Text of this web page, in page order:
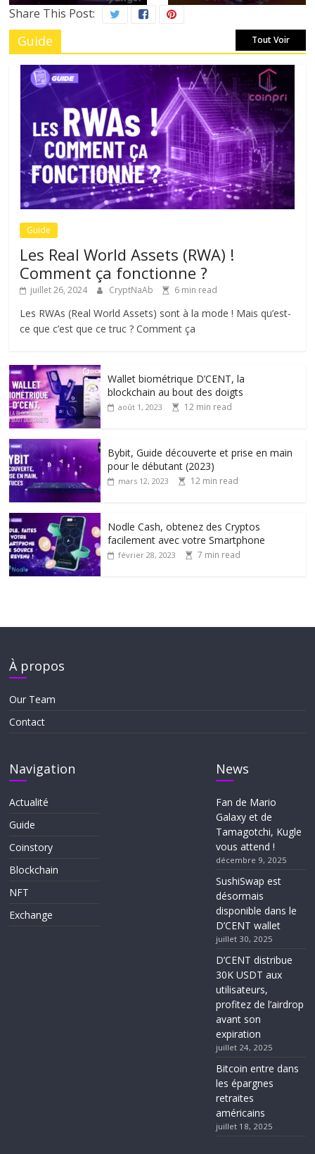
Share This Post:
Guide Tout Voir
Guide
Les Real World Assets (RWA) !
Comment ça fonctionne ?
juillet 26, 2024 CryptNaAb 6 min read
Les RWAs (Real World Assets) sont à la mode ! Mais qu’est-
ce que c’est que ce truc ? Comment ça
Wallet biométrique D’CENT, la
blockchain au bout des doigts
août 1, 2023 12 min read
Bybit, Guide découverte et prise en main
pour le débutant (2023)
mars 12, 2023 12 min read
Nodle Cash, obtenez des Cryptos
facilement avec votre Smartphone
février 28, 2023 7 min read
À propos
Our Team
Contact
Navigation
Actualité
Guide
Coinstory
Blockchain
NFT
Exchange
News
Fan de Mario
Galaxy et de
Tamagotchi, Kugle
vous attend !
décembre 9, 2025
SushiSwap est
désormais
disponible dans le
D’CENT wallet
juillet 30, 2025
D’CENT distribue
30K USDT aux
utilisateurs,
profitez de l’airdrop
avant son
expiration
juillet 24, 2025
Bitcoin entre dans
les épargnes
retraites
américains
juillet 18, 2025